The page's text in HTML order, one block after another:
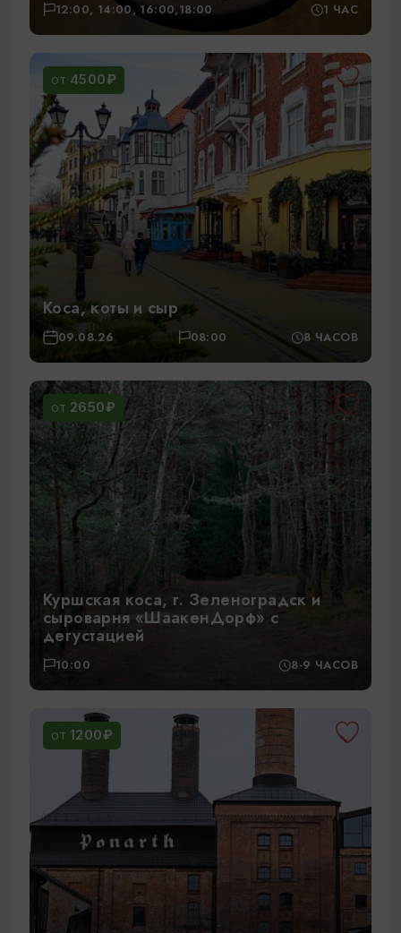
12:00, 14:00, 16:00,18:00 1 ЧАС
ОТ 4500₽
Коса, коты и сыр
09.08.26 08:00 8 ЧАСОВ
ОТ 2650₽
Куршская коса, г. Зеленоградск и
сыроварня «ШаакенДорф» с
дегустацией
10:00 8-9 ЧАСОВ
ОТ 1200₽